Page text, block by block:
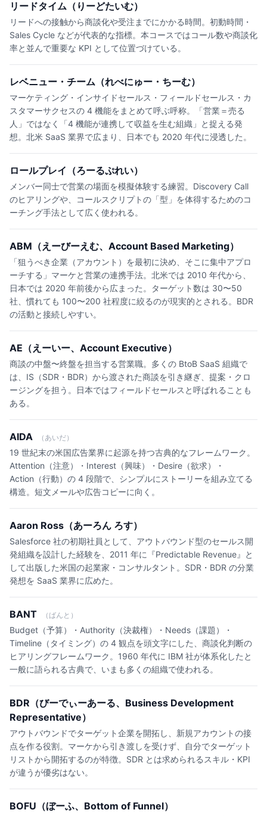
リードタイム（りーどたいむ）
リードへの接触から商談化や受注までにかかる時間。初動時間・
Sales Cycle などが代表的な指標。本コースではコール数や商談化
率と並んで重要な KPI として位置づけている。
レベニュー・チーム（れべにゅー・ちーむ）
マーケティング・インサイドセールス・フィールドセールス・カ
スタマーサクセスの 4 機能をまとめて呼ぶ呼称。「営業＝売る
人」ではなく「4 機能が連携して収益を生む組織」と捉える発
想。北米 SaaS 業界で広まり、日本でも 2020 年代に浸透した。
ロールプレイ（ろーるぷれい）
メンバー同士で営業の場面を模擬体験する練習。Discovery Call
のヒアリングや、コールスクリプトの「型」を体得するためのコ
ーチング手法として広く使われる。
ABM（えーびーえむ、Account Based Marketing）
「狙うべき企業（アカウント）を最初に決め、そこに集中アプロ
ーチする」マーケと営業の連携手法。北米では 2010 年代から、
日本では 2020 年前後から広まった。ターゲット数は 30〜50
社、慣れても 100〜200 社程度に絞るのが現実的とされる。BDR
の活動と接続しやすい。
AE（えーいー、Account Executive）
商談の中盤〜終盤を担当する営業職。多くの BtoB SaaS 組織で
は、IS（SDR・BDR）から渡された商談を引き継ぎ、提案・クロ
ージングを担う。日本ではフィールドセールスと呼ばれることも
ある。
AIDA （あいだ）
19 世紀末の米国広告業界に起源を持つ古典的なフレームワーク。
Attention（注意）・Interest（興味）・Desire（欲求）・
Action（行動）の 4 段階で、シンプルにストーリーを組み立てる
構造。短文メールや広告コピーに向く。
Aaron Ross（あーろん ろす）
Salesforce 社の初期社員として、アウトバウンド型のセールス開
発組織を設計した経験を、2011 年に『Predictable Revenue』と
して出版した米国の起業家・コンサルタント。SDR・BDR の分業
発想を SaaS 業界に広めた。
BANT （ばんと）
Budget（予算）・Authority（決裁権）・Needs（課題）・
Timeline（タイミング）の 4 観点を頭文字にした、商談化判断の
ヒアリングフレームワーク。1960 年代に IBM 社が体系化したと
一般に語られる古典で、いまも多くの組織で使われる。
BDR（びーでぃーあーる、Business Development
Representative）
アウトバウンドでターゲット企業を開拓し、新規アカウントの接
点を作る役割。マーケから引き渡しを受けず、自分でターゲット
リストから開拓するのが特徴。SDR とは求められるスキル・KPI
が違うが優劣はない。
BOFU（ぼーふ、Bottom of Funnel）